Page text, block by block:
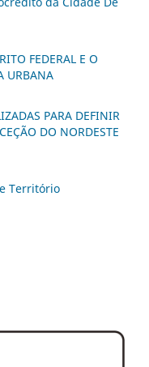
FEDERAL E O
URBANA
PARA DEFINIR
DO NORDESTE
Território